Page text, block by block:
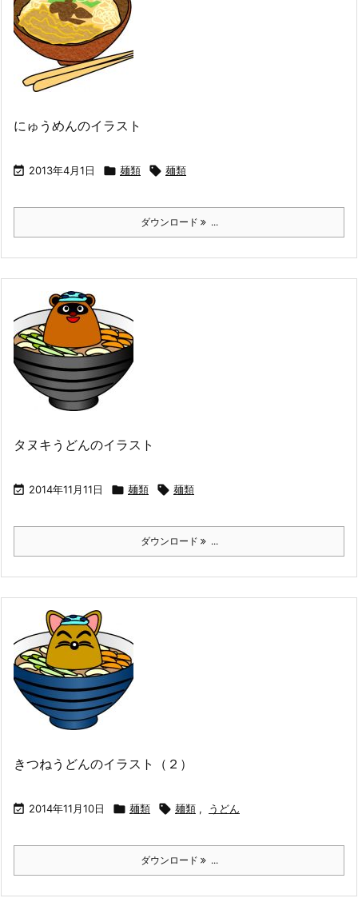
にゅうめんのイラスト
 2013年4月1日  麺類  麺類
ダウンロード ...
タヌキうどんのイラスト
 2014年11月11日  麺類  麺類
ダウンロード ...
きつねうどんのイラスト（２）
 2014年11月10日  麺類  麺類 , うどん
ダウンロード ...